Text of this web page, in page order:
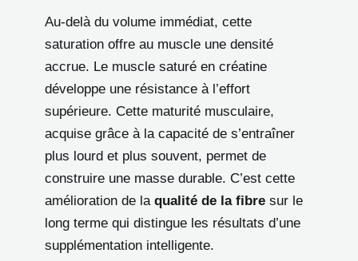
Au-delà du volume immédiat, cette
saturation offre au muscle une densité
accrue. Le muscle saturé en créatine
développe une résistance à l’effort
supérieure. Cette maturité musculaire,
acquise grâce à la capacité de s’entraîner
plus lourd et plus souvent, permet de
construire une masse durable. C’est cette
amélioration de la qualité de la fibre sur le
long terme qui distingue les résultats d’une
supplémentation intelligente.